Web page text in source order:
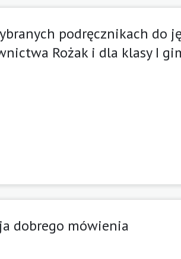
podręcznikach do
Rożak i dla klasy I
dobrego mówienia